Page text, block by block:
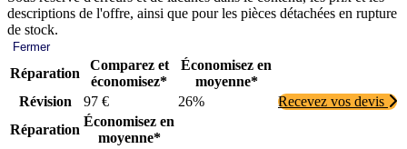
descriptions de l'offre, ainsi que pour les pièces détachées en rupture
de stock.
Fermer
Réparation
Comparez et
économisez*
Économisez en
moyenne*
Révision
97 € 26%
Recevez vos devis
Réparation
Économisez en
moyenne*